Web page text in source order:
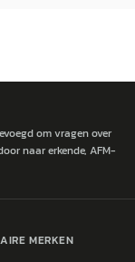
om vragen over
naar erkende, AFM-
MERKEN